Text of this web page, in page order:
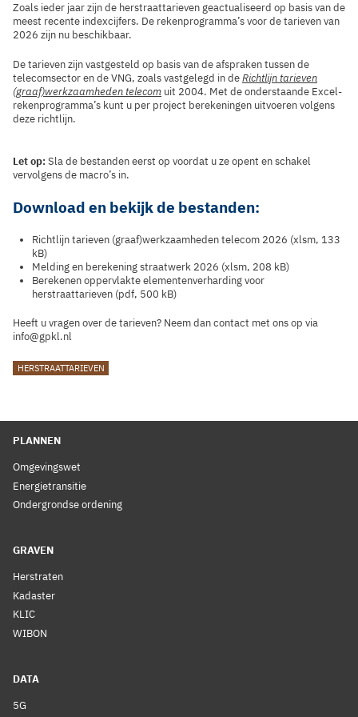
Zoals ieder jaar zijn de herstraattarieven geactualiseerd op basis van de
meest recente indexcijfers. De rekenprogramma’s voor de tarieven van
2026 zijn nu beschikbaar.
De tarieven zijn vastgesteld op basis van de afspraken tussen de
telecomsector en de VNG, zoals vastgelegd in deRichtlijn tarieven
(graaf)werkzaamheden telecom uit 2004. Met de onderstaande Excel-
rekenprogramma’s kunt u per project berekeningen uitvoeren volgens
deze richtlijn.
Let op:Sla de bestanden eerst op voordat u ze opent en schakel
vervolgens de macro’s in.
Download en bekijk de bestanden:
Richtlijn tarieven (graaf)werkzaamheden telecom 2026 (xlsm, 133
kB)
Melding en berekening straatwerk 2026 (xlsm, 208 kB)
Berekenen oppervlakte elementenverharding voor
herstraattarieven (pdf, 500 kB)
Heeft u vragen over de tarieven? Neem dan contact met ons op via
info@gpkl.nl
TAGS
HERSTRAATTARIEVEN
PLANNEN
Omgevingswet
Energietransitie
Ondergrondse ordening
GRAVEN
Herstraten
Kadaster
KLIC
WIBON
DATA
5G